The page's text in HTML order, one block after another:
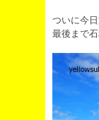
ついに今
最後まで